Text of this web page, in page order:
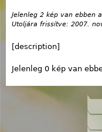
Jelenleg 2 kép van ebben
Utoljára frissítve: 2007.
[description]
Jelenleg 0 kép van